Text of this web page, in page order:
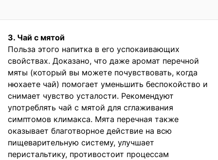
3. Чай с мятой
Польза этого напитка в его успокаивающих
свойствах. Доказано, что даже аромат перечной
мяты (который вы можете почувствовать, когда
нюхаете чай) помогает уменьшить беспокойство и
снимает чувство усталости. Рекомендуют
употреблять чай с мятой для сглаживания
симптомов климакса. Мята перечная также
оказывает благотворное действие на всю
пищеварительную систему, улучшает
перистальтику, противостоит процессам